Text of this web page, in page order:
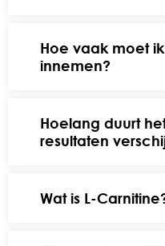
Hoe vaak moet
innemen?
Hoelang duurt
resultaten
Wat is L-